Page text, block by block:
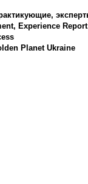
Experience
Planet Ukraine